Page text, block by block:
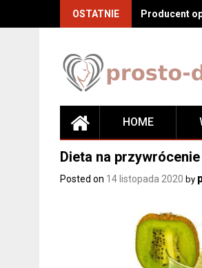
OSTATNIE Producent
HOME
Dieta na
Posted on 14 listopada 2020 by